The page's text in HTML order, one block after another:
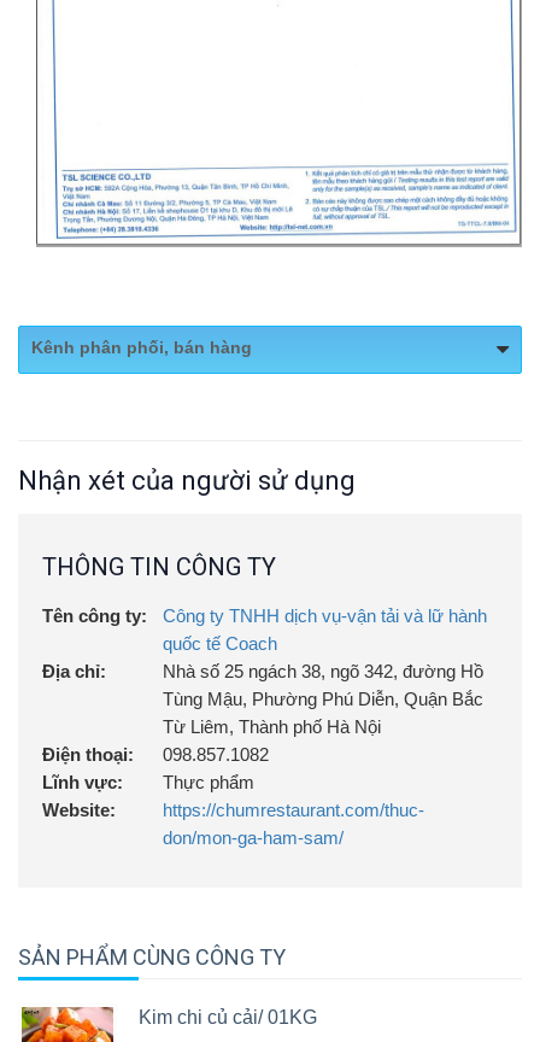
Kênh phân phối, bán hàng
Nhận xét của người sử dụng
THÔNG TIN CÔNG TY
Tên công ty:
Công ty TNHH dịch vụ-vận tải và lữ hành
quốc tế Coach
Địa chỉ:
Nhà số 25 ngách 38, ngõ 342, đường Hồ
Tùng Mậu, Phường Phú Diễn, Quận Bắc
Từ Liêm, Thành phố Hà Nội
Điện thoại:
098.857.1082
Lĩnh vực:
Thực phẩm
Website:
https://chumrestaurant.com/thuc-
don/mon-ga-ham-sam/
SẢN PHẨM CÙNG CÔNG TY
Kim chi củ cải/ 01KG